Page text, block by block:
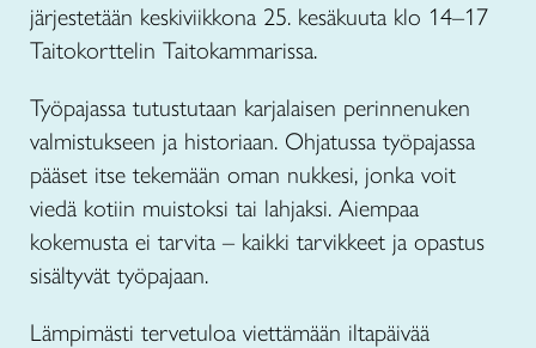
järjestetään keskiviikkona 25. kesäkuuta klo 14–17
Taitokorttelin Taitokammarissa.
Työpajassa tutustutaan karjalaisen perinnenuken
valmistukseen ja historiaan. Ohjatussa työpajassa
pääset itse tekemään oman nukkesi, jonka voit
viedä kotiin muistoksi tai lahjaksi. Aiempaa
kokemusta ei tarvita – kaikki tarvikkeet ja opastus
sisältyvät työpajaan.
Lämpimästi tervetuloa viettämään iltapäivää